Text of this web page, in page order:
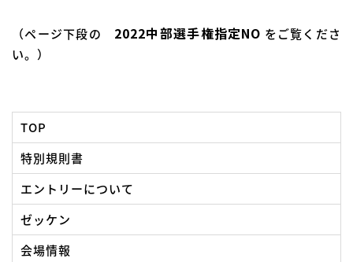
（ページ下段の 2022中部選手権指定NO をご覧くださ
い。）
TOP
特別規則書
エントリーについて
ゼッケン
会場情報